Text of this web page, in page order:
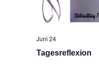
Tagesreflexion
Juni 24